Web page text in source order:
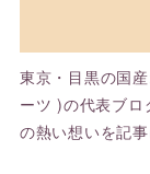
東京・目黒の国
ーツ )の代表ブロ
の熱い想いを記事